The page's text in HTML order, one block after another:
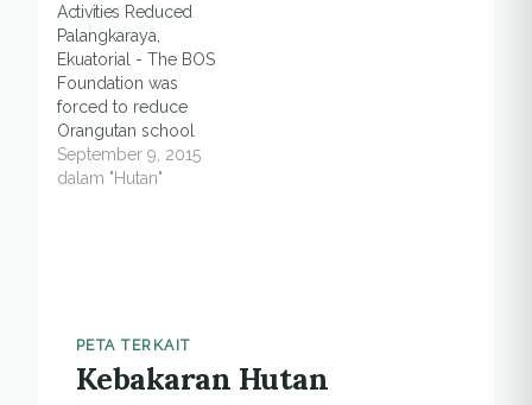
Activities Reduced
Palangkaraya,
Ekuatorial - The BOS
Foundation was
forced to reduce
Orangutan school
activities in Nyaru
Menteng because the
Foundation in
NyaruMenteng,
Monterado Friedman,
September 9, 2015
dalam "Hutan"
PETA TERKAIT
Kebakaran Hutan